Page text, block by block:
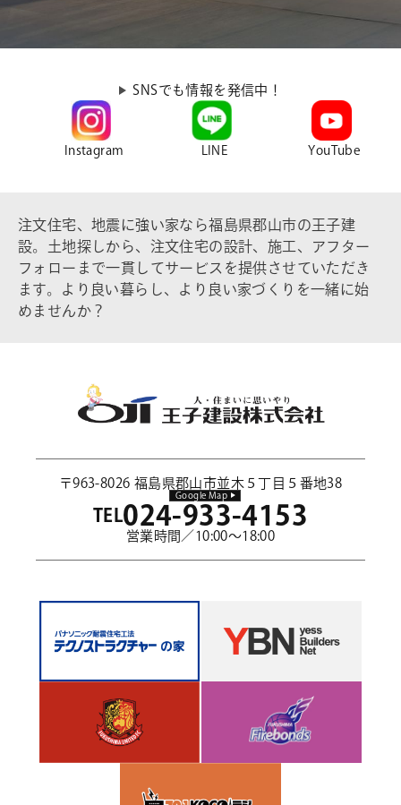
SNSでも情報を発信中！
Instagram LINE YouTube
注文住宅、地震に強い家なら福島県郡山市の王子建
設。土地探しから、注文住宅の設計、施工、アフター
フォローまで一貫してサービスを提供させていただき
ます。より良い暮らし、より良い家づくりを一緒に始
めませんか？
〒963-8026 福島県郡山市並木５丁目５番地38
Google Map
TEL024-933-4153
営業時間／10:00～18:00